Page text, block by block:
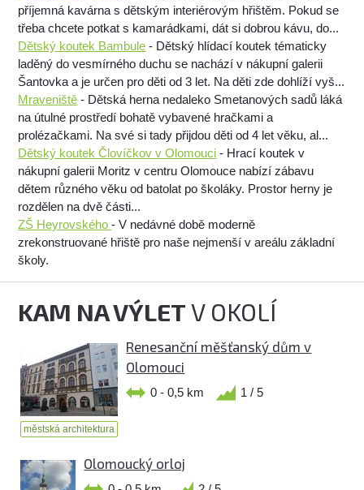
příjemná kavárna s dětským interiérovým hřištěm. Pokud se
třeba chcete potkat s kamarádkami, dát si dobrou kávu, do...
Dětský koutek Bambule - Dětský hlídací koutek tématicky
laděný do vesmírného duchu se nachází v nákupní galerii
Šantovka a je určen pro děti od 3 let. Na děti zde dohlíží vyš...
Mraveniště - Dětská herna nedaleko Smetanových sadů láká
na útulné prostředí bohatě vybavené hračkami a
prolézačkami. Na své si tady přijdou děti od 4 let věku, al...
Dětský koutek Človíčkov v Olomouci - Hrací koutek v
nákupní galerii Moritz v centru Olomouce nabízí zábavu
dětem různého věku od batolat po školáky. Prostor herny je
rozdělen na dvě části...
ZŠ Heyrovského- V nedávné době moderně
zrekonstruované hřiště pro naše nejmenší v areálu základní
školy.
KAM NA VÝLETV OKOLÍ
Renesanční měšťanský dům v
Olomouci
0 - 0,5 km 1 / 5
městská architektura
Olomoucký orloj